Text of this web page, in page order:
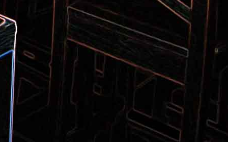
de Salade de thon aux câpres et
aux deux olives